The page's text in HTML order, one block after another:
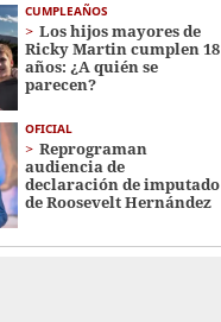
CUMPLEAÑOS
Los hijos mayores de
Ricky Martin cumplen 18
años: ¿A quién se
parecen?
OFICIAL
Reprograman
audiencia de
declaración de imputado
de Roosevelt Hernández